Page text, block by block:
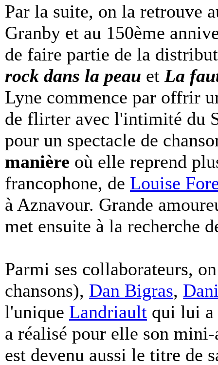
Par la suite, on la retrouve
Granby et au 150ème
de faire partie de la
rock dans la peau et La
Lyne commence par offrir
de flirter avec l'intimité du
pour un spectacle de
manière où elle reprend
francophone, de Louise
à Aznavour. Grande
met ensuite à la recherche
Parmi ses collaborateurs,
chansons), Dan Bigras,
l'unique Landriault qui lui a
a réalisé pour elle son
est devenu aussi le titre de